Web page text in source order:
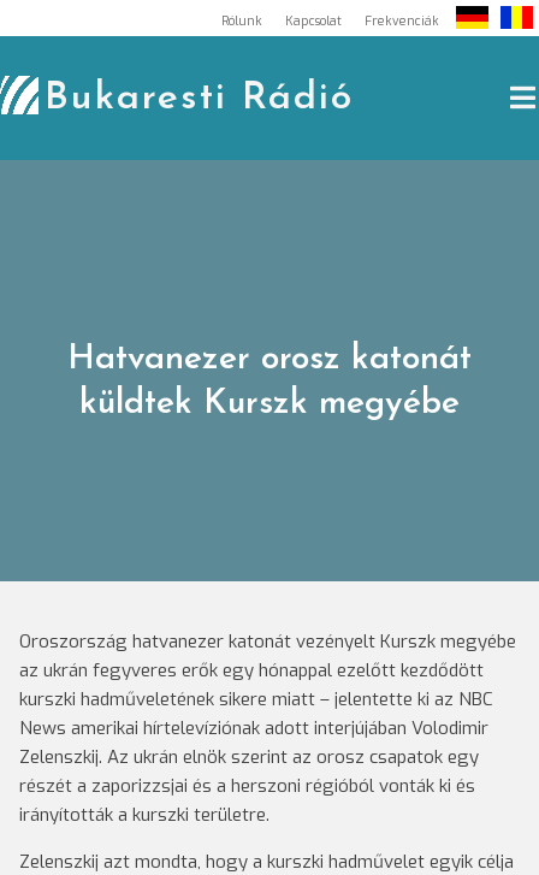
to
content
Rólunk Kapcsolat Frekvenciák
Bukaresti Rádió
Hatvanezer orosz katonát
küldtek Kurszk megyébe
Oroszország hatvanezer katonát vezényelt Kurszk megyébe
az ukrán fegyveres erők egy hónappal ezelőtt kezdődött
kurszki hadműveletének sikere miatt – jelentette ki az NBC
News amerikai hírtelevíziónak adott interjújában Volodimir
Zelenszkij. Az ukrán elnök szerint az orosz csapatok egy
részét a zaporizzsjai és a herszoni régióból vonták ki és
irányították a kurszki területre.
Zelenszkij azt mondta, hogy a kurszki hadművelet egyik célja